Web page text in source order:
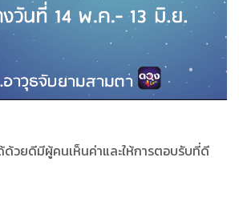
ด้วยดีมีผู้คนเห็นค่าและให้การตอบรับที่ดี